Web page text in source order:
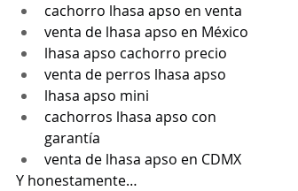
cachorro lhasa apso en venta
venta de lhasa apso en México
lhasa apso cachorro precio
venta de perros lhasa apso
lhasa apso mini
cachorros lhasa apso con
garantía
venta de lhasa apso en CDMX
Y honestamente…